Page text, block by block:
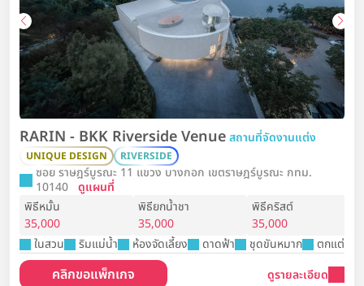
RARIN - BKK Riverside Venueสถานที่จัดงานแต่ง
UNIQUE DESIGN RIVERSIDE
ซอย ราษฎร์บูรณะ 11 แขวง บางกอก เขตราษฎร์บูรณะ กทม.
10140 ดูแผนที่
พิธีหมั้น
35,000
พิธียกน้ำชา
35,000
พิธีคริสต์
35,000
ในสวน
ริมแม่น้ำ ห้องจัดเลี้ยง ดาดฟ้า ชุดขันหมาก ตกแต่งส
คลิกขอแพ็กเกจ ดูรายละเอียด